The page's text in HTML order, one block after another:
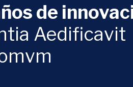
ventana)
una nueva ventana)
de
Aedificavit